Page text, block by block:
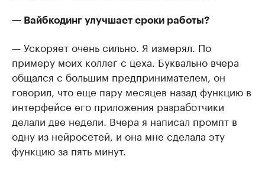
— Вайбкодинг улучшает сроки работы?
— Ускоряет очень сильно. Я измерял. По
примеру моих коллег с цеха. Буквально вчера
общался с большим предпринимателем, он
говорил, что еще пару месяцев назад функцию в
интерфейсе его приложения разработчики
делали две недели. Вчера я написал промпт в
одну из нейросетей, и она мне сделала эту
функцию за пять минут.